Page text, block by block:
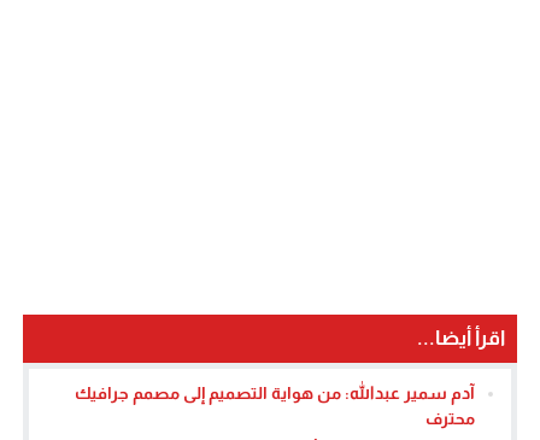
اقرأ أيضا...
آدم سمير عبدالله: من هواية التصميم إلى مصمم جرافيك
محترف